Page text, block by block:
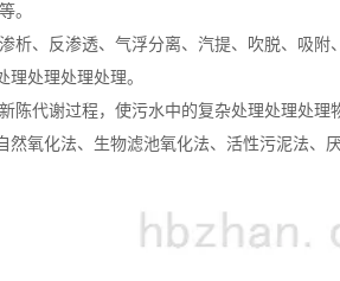
。
析、反渗透、气浮分离、汽提、吹脱、吸
处理处理处理。
陈代谢过程，使污水中的复杂处理处理处
氧化法、生物滤池氧化法、活性污泥法、厌